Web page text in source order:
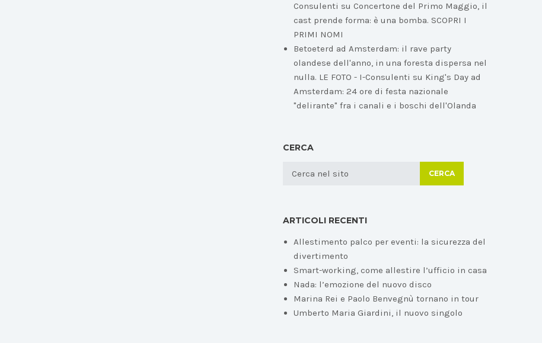
Consulenti su Concertone del Primo Maggio, il
cast prende forma: è una bomba. SCOPRI I
PRIMI NOMI
Betoeterd ad Amsterdam: il rave party
olandese dell'anno, in una foresta dispersa nel
nulla. LE FOTO - I-Consulenti su King's Day ad
Amsterdam: 24 ore di festa nazionale
"delirante" fra i canali e i boschi dell'Olanda
CERCA
CERCA
ARTICOLI RECENTI
Allestimento palco per eventi: la sicurezza del
divertimento
Smart-working, come allestire l’ufficio in casa
Nada: l’emozione del nuovo disco
Marina Rei e Paolo Benvegnù tornano in tour
Umberto Maria Giardini, il nuovo singolo